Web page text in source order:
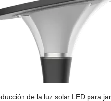
de la luz solar LED para